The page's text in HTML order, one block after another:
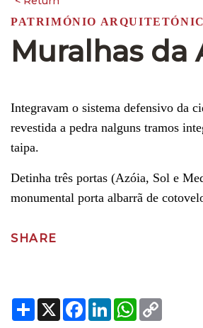
PATRIMÓNIO
Muralhas da
Integravam o sistema defensivo da
revestida a pedra nalguns tramos
taipa.
Detinha três portas (Azóia, Sol e
monumental porta albarrã de
SHARE
Share
X Facebook
LinkedInWhatsApp